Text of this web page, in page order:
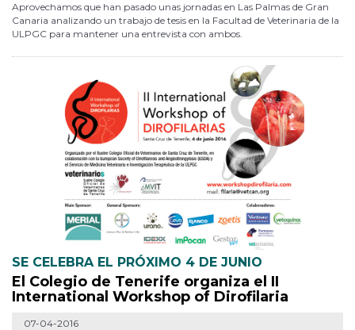
Aprovechamos que han pasado unas jornadas en Las Palmas de Gran
Canaria analizando un trabajo de tesis en la Facultad de Veterinaria de la
ULPGC para mantener una entrevista con ambos.
SE CELEBRA EL PRÓXIMO 4 DE JUNIO
El Colegio de Tenerife organiza el II
International Workshop of Dirofilaria
07-04-2016